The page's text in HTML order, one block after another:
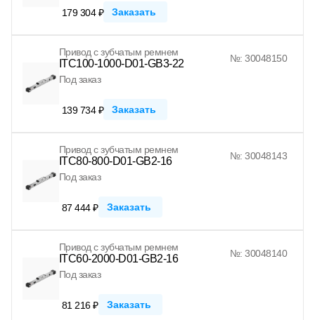
179 304 ₽ Заказать
Привод с зубчатым ремнем
ITC100-1000-D01-GB3-22
№: 30048150
Под заказ
139 734 ₽ Заказать
Привод с зубчатым ремнем
ITC80-800-D01-GB2-16
№: 30048143
Под заказ
87 444 ₽ Заказать
Привод с зубчатым ремнем
ITC60-2000-D01-GB2-16
№: 30048140
Под заказ
81 216 ₽ Заказать